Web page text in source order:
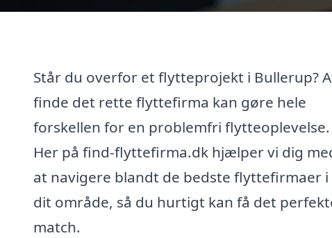
Står du overfor et flytteprojekt i Bullerup?
finde det rette flyttefirma kan gøre hele
forskellen for en problemfri flytteoplevelse.
Her på find-flyttefirma.dk hjælper vi dig
at navigere blandt de bedste flyttefirmaer i
dit område, så du hurtigt kan få det
match.